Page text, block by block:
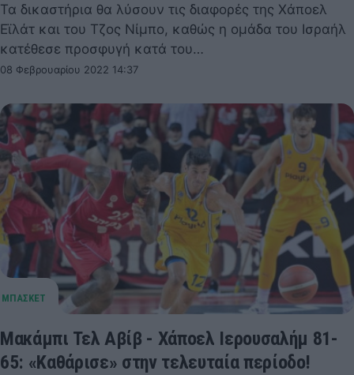
Τα δικαστήρια θα λύσουν τις διαφορές της Χάποελ
Εϊλάτ και του Τζος Νίμπο, καθώς η ομάδα του Ισραήλ
κατέθεσε προσφυγή κατά του…
08 Φεβρουαρίου 2022 14:37
Μακάμπι Τελ Αβίβ - Χάποελ Ιερουσαλήμ 81-
65: «Καθάρισε» στην τελευταία περίοδο!